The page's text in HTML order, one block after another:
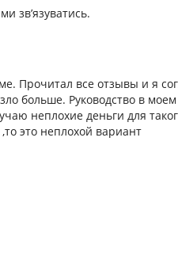
зв’язуватись.
Прочитал все отзывы и я
больше. Руководство в
неплохие деньги для
это неплохой вариант